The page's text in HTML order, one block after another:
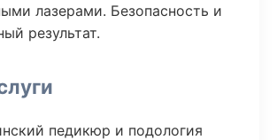
лазерами. Безопасность и
результат.
педикюр и подология